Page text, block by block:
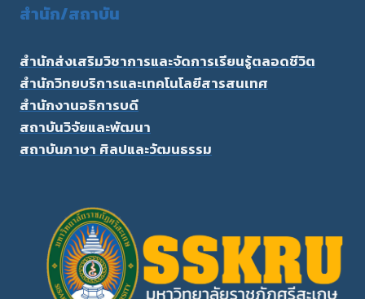
สำนัก/สถาบัน
สำนักส่งเสริมวิชาการและจัดการเรียนรู้ตลอดชีวิต
สำนักวิทยบริการและเทคโนโลยีสารสนเทศ
สำนักงานอธิการบดี
สถาบันวิจัยและพัฒนา
สถาบันภาษา ศิลปและวัฒนธรรม